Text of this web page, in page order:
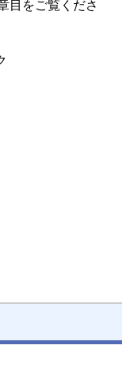
目をご覧くださ